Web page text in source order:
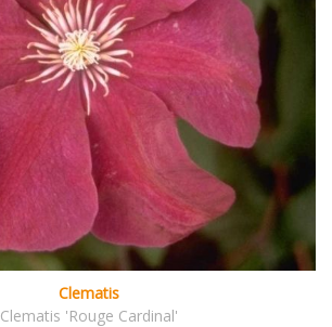
Clematis
Clematis 'Rouge Cardinal'